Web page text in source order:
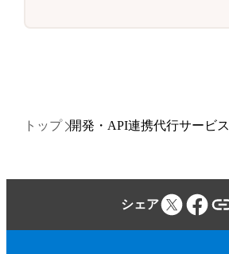
トップ 開発・API連携代行サービス
シェア